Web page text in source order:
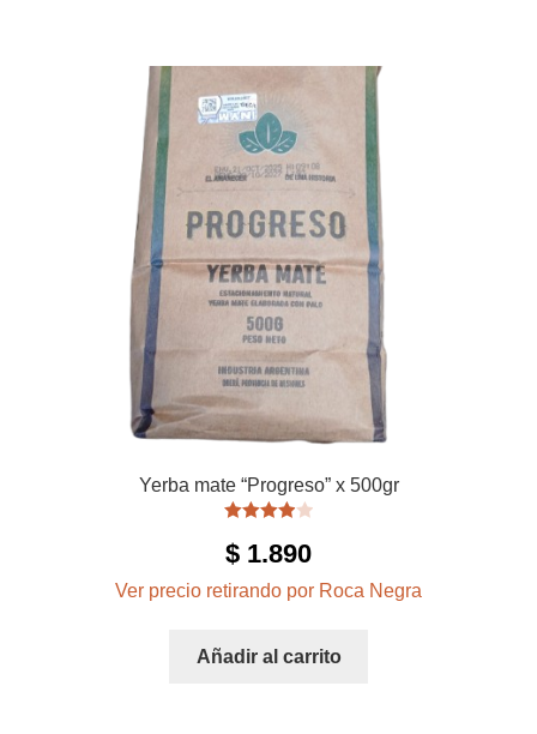
Yerba mate “Progreso” x 500gr
con4.00
de 5
$ 1.890
Ver precio retirando por Roca Negra
Añadir al carrito